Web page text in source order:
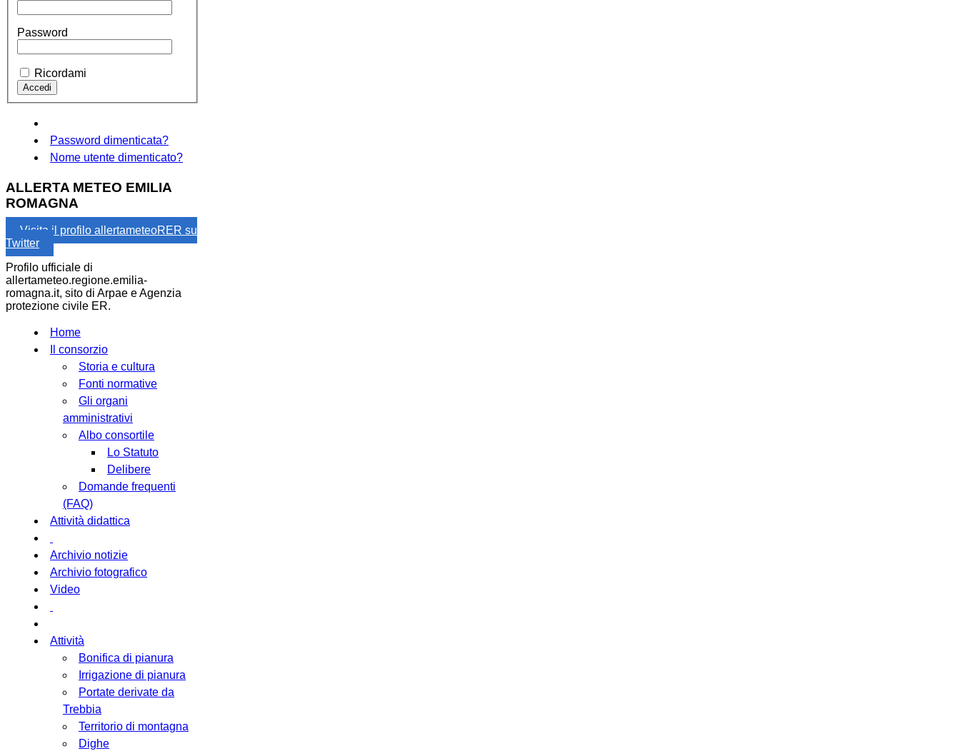
Password
Ricordami
Password dimenticata?
Nome utente dimenticato?
ALLERTA METEO EMILIA
ROMAGNA
Visita il profilo allertameteoRER su
Twitter
Profilo ufficiale di
allertameteo.regione.emilia-
romagna.it, sito di Arpae e Agenzia
protezione civile ER.
Home
Il consorzio
Storia e cultura
Fonti normative
Gli organi
amministrativi
Albo consortile
Lo Statuto
Delibere
Domande frequenti
(FAQ)
Attività didattica
Archivio notizie
Archivio fotografico
Video
Attività
Bonifica di pianura
Irrigazione di pianura
Portate derivate da
Trebbia
Territorio di montagna
Dighe